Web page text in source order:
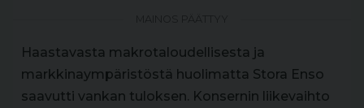
Haastavasta makrotaloudellisesta ja
markkinaympäristöstä huolimatta Stora Enso
saavutti vankan tuloksen. Konsernin liikevaihto